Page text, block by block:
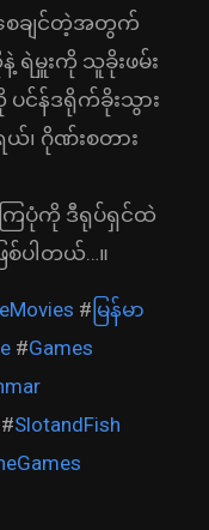
ေချင်တဲ့အတွက်
မှူးကို သူခိုးဖမ်း
င်န်ဒရိုက်ခိုးသွား
၊ ဂိုဏ်းစတား
ကြပုံကို ဒီရုပ်ရှင်ထဲ
စ်ပါတယ်…။
# မြန်မာ
#Games
#SlotandFish